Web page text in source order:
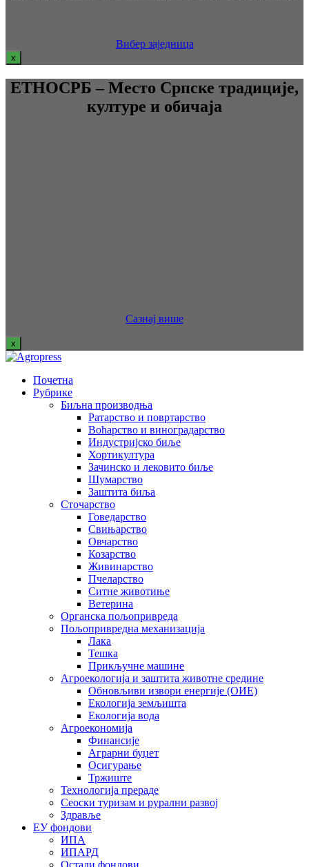
Вибер заједница
x
ЕТНОСРБ – Место Српске традиције,
културе и обичаја
Сазнај више
x
Почетна
Рубрике
Биљна производња
Ратарство и повртарство
Воћарство и виноградарство
Индустријско биље
Хортикултура
Зачинско и лековито биље
Шумарство
Заштита биља
Сточарство
Говедарство
Свињарство
Овчарство
Козарство
Живинарство
Пчеларство
Ситне животиње
Ветерина
Органска пољопривреда
Пољопривредна механизација
Лака
Тешка
Прикључне машине
Агроекологија и заштита животне средине
Обновљиви извори енергије (ОИЕ)
Екологија земљишта
Екологија вода
Агроекономија
Финансије
Аграрни буџет
Осигурање
Тржиште
Технологија прераде
Сеоски туризам и рурални развој
Здравље
ЕУ фондови
ИПА
ИПАРД
Остали фондови